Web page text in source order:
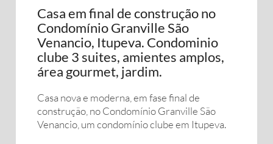
Casa em final de construção no
Condomínio Granville São
Venancio, Itupeva. Condominio
clube 3 suites, amientes amplos,
área gourmet, jardim.
Casa nova e moderna, em fase final de
construção, no Condomínio Granville São
Venancio, um condomínio clube em Itupeva.